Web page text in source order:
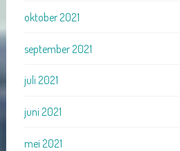
oktober 2021
september 2021
juli 2021
juni 2021
mei 2021